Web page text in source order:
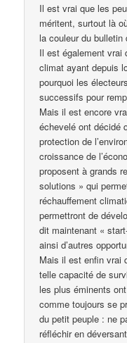
Il est vrai que les
méritent, surtout là
la couleur du
Il est également vrai
climat ayant depuis
pourquoi les
successifs pour
Mais il est encore
échevelé ont décidé
protection de
croissance de
proposent à grands
solutions » qui
réchauffement
permettront de
dit maintenant «
ainsi d’autres
Mais il est enfin vrai
telle capacité de
les plus éminents
comme toujours se
du petit peuple : ne
réfléchir en